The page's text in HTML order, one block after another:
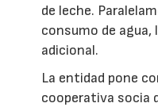
de leche.
consumo de agua,
adicional.
La entidad pone
cooperativa socia